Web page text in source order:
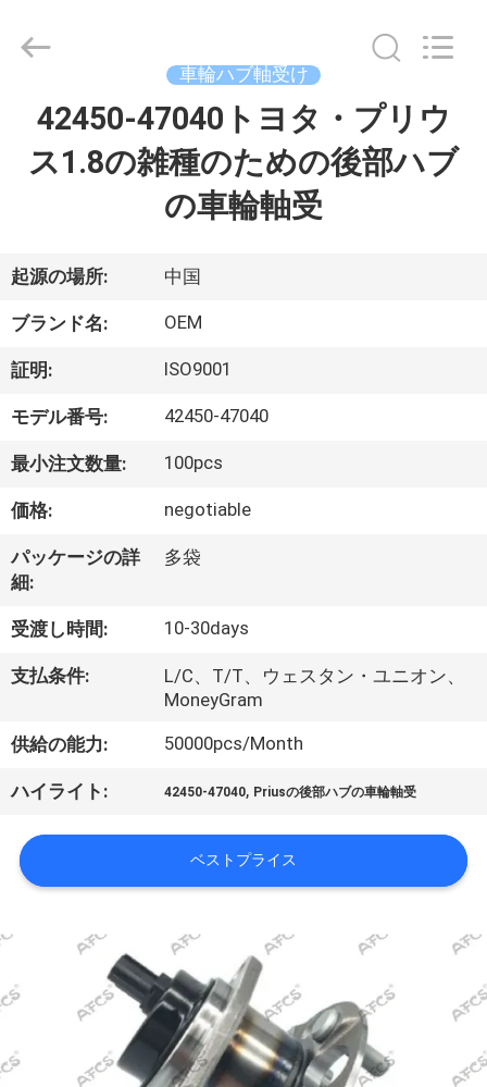
ー
製
品
動
画
私
た
つ
い
て
工
見
学
品
2026
GUANGZHOU
Rights
車輪ハブ軸受け
42450-47040トヨタ・プリウ
ス1.8の雑種のための後部ハブ
の車輪軸受
起源の場所: 中国
ブランド名: OEM
証明: ISO9001
モデル番号: 42450-47040
最小注文数量: 100pcs
価格: negotiable
パッケージの詳
細:
多袋
受渡し時間: 10-30days
支払条件:
L/C、T/T、ウェスタン・ユニオン、
MoneyGram
供給の能力: 50000pcs/Month
ハイライト: 42450-47040, Priusの後部ハブの車輪軸受
ベストプライス